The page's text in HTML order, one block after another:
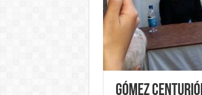
Gómez